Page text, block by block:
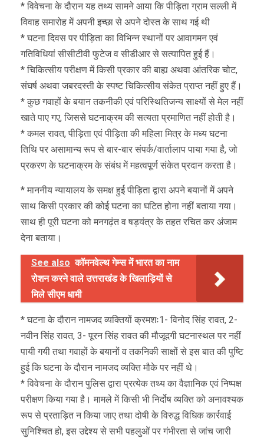
* विवेचना के दौरान यह तथ्य सामने आया कि पीड़िता ग्राम सल्ली में
विवाह समारोह में अपनी इच्छा से अपने दोस्त के साथ गई थी
* घटना दिवस पर पीड़िता का विभिन्न स्थानों पर आवागमन एवं
गतिविधियां सीसीटीवी फुटेज व सीडीआर से सत्यापित हुई हैं।
* चिकित्सीय परीक्षण में किसी प्रकार की बाह्य अथवा आंतरिक चोट,
संघर्ष अथवा जबरदस्ती के स्पष्ट चिकित्सीय संकेत प्राप्त नहीं हुए हैं।
* कुछ गवाहों के बयान तकनीकी एवं परिस्थितिजन्य साक्ष्यों से मेल नहीं
खाते पाए गए, जिससे घटनाक्रम की सत्यता प्रमाणित नहीं होती है।
* कमल रावत, पीड़िता एवं पीड़िता की महिला मित्र के मध्य घटना
तिथि पर असामान्य रूप से बार-बार संपर्क/वार्तालाप पाया गया है, जो
प्रकरण के घटनाक्रम के संबंध में महत्वपूर्ण संकेत प्रदान करता है।
* माननीय न्यायालय के समक्ष हुई पीड़िता द्वारा अपने बयानों में अपने
साथ किसी प्रकार की कोई घटना का घटित होना नहीं बताया गया।
साथ ही पूरी घटना को मनगढ़ंत व षड़यंत्र के तहत रचित कर अंजाम
देना बताया।
See also कॉमनवेल्थ गेम्स में भारत का नाम
रोशन करने वाले उत्तराखंड के खिलाड़ियों से
मिले सीएम धामी
* घटना के दौरान नामजद व्यक्तियों क्रमशः1- विनोद सिंह रावत, 2-
नवीन सिंह रावत, 3- पूरन सिंह रावत की मौजूदगी घटनास्थल पर नहीं
पायी गयी तथा गवाहों के बयानों व तकनिकी साक्षों से इस बात की पुष्टि
हुई कि घटना के दौरान नामजद व्यक्ति मौके पर नहीं थे।
* विवेचना के दौरान पुलिस द्वारा प्रत्येक तथ्य का वैज्ञानिक एवं निष्पक्ष
परीक्षण किया गया है। मामले में किसी भी निर्दोष व्यक्ति को अनावश्यक
रूप से प्रताड़ित न किया जाए तथा दोषी के विरुद्ध विधिक कार्रवाई
सुनिश्चित हो, इस उद्देश्य से सभी पहलुओं पर गंभीरता से जांच जारी